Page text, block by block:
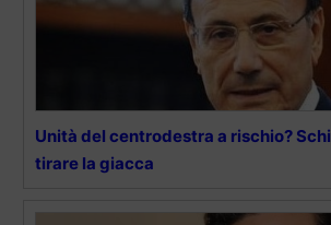
Unità del centrodestra a rischio?
tirare la giacca